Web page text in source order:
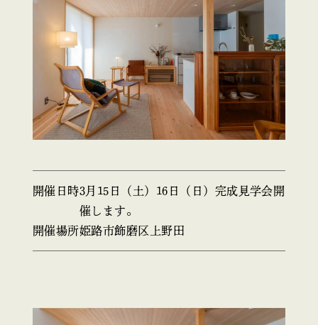
開催日時3月15日（土）16日（日）完成見学会開
催します。
開催場所姫路市飾磨区上野田